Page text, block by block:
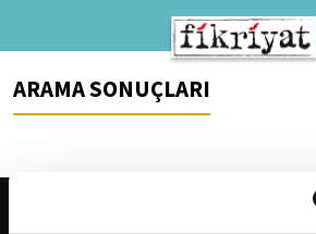
ARAMA SONUÇLARI